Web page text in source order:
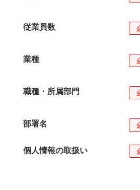
従業員数
業種
職種・所属部門
部署名
個人情報の取扱い